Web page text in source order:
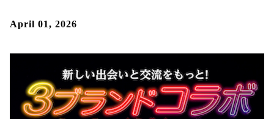
April 01, 2026